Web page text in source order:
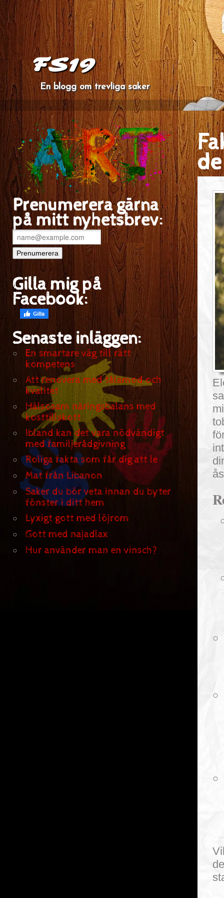
FS19
En blogg om trevliga saker
Prenumerera gärna
på mitt nyhetsbrev:
Gilla mig på
Facebook:
Senaste inläggen:
En smartare väg till rätt
kompetens
Att renovera med tålamod och
kvalitet
Hälsosam näringsbalans med
kosttillskott
Ibland kan det vara nödvändigt
med familjerådgivning
Roliga fakta som får dig att le
Mat från Libanon
Saker du bör veta innan du byter
fönster i ditt hem
Lyxigt gott med löjrom
Gott med najadlax
Hur använder man en vinsch?